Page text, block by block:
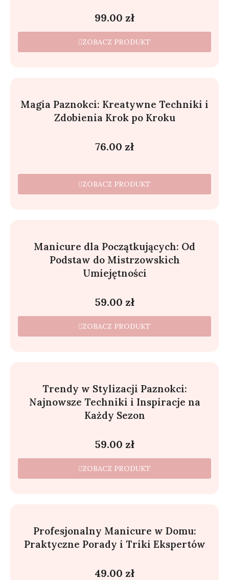
99.00 zł
ZOBACZ PRODUKT
Magia Paznokci: Kreatywne Techniki i
Zdobienia Krok po Kroku
76.00 zł
ZOBACZ PRODUKT
Manicure dla Początkujących: Od
Podstaw do Mistrzowskich
Umiejętności
59.00 zł
ZOBACZ PRODUKT
Trendy w Stylizacji Paznokci:
Najnowsze Techniki i Inspiracje na
Każdy Sezon
59.00 zł
ZOBACZ PRODUKT
Profesjonalny Manicure w Domu:
Praktyczne Porady i Triki Ekspertów
49.00 zł